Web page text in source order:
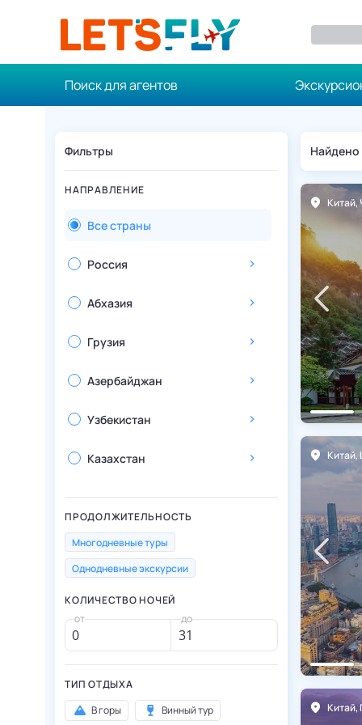
Поиск для агентов
Фильтры
НАПРАВЛЕНИЕ
Все страны
Россия
Абхазия
Грузия
Азербайджан
Узбекистан
Казахстан
Беларусь
Армения
Бельгия
Испания
Италия
ПРОДОЛЖИТЕЛЬНОСТЬ
Многодневные туры
Однодневные экскурсии
КОЛИЧЕСТВО НОЧЕЙ
от
до
ТИП ОТДЫХА
В горы
Винный тур
Найдено
Китай,
Китай,Шанхай Китай,
Китай,Пекин Китай,